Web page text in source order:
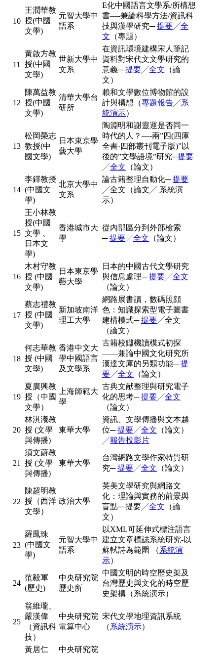
10
王潤華教
授(中國
文學)
元智大學中
語系
E化中國語言文學系/所構想
書—-兼論科學方法/資訊科
技與漢學研究─提要 ╱全
文 （專題）
11
黃啟方教
授(中國
文學)
世新大學中
文系
在資訊環境建構宋人筆記
資料對宋代文文學研究的
意義─提要 ╱全文 （論
文）
12
陳萬益教
授(中國
文學)
清華大學台
研所
賴和文學數位博物館的設
計與構想（專題報告 ╱系
統演示）
13
松岡榮志
教授(中
國文學)
日本東京學
藝大學
陶淵明和謝靈運是否同一
時代的人？—-兩”四(四庫
全書·四部叢刊電子版)”以
後的”文學語境”研究─提要
╱全文 （論文）
14
李鐸教授
(中國文
學)
北京大學中
文系
論古籍整理自動化─提要
╱全文（論文╱ 系統演
示）
15
王小林教
授(中國
文學 、
日本文
學)
香港城市大
學
從內部區分到外部檢索
─提要 ╱全文 （論文）
16
木村守教
授 (中國
文學)
日本東京學
藝大學
日本的中國古代文學研究
與信息處理─提要 ╱全文
（論文）
17
蔡志禮教
授 (中國
文學)
新加坡南洋
理工大學
網路展書讀，數碼照顔
色：知識探索型電子圖書
建構模式─提要 ╱全文
（論文）
18
何志華教
授 (中國
文學)
香港中文大
學中國語言
及文學系
古籍校讎機讀模式初探
——兼論中國文化研究所
漢達文庫的另類功能─提
要 ╱全文 （論文）
19
夏廣興教
授（中國
文學）
上海師範大
學
古典文献整理與研究電子
化的思考─提要 ╱全文
（論文）
20
林淇瀁教
授 (文學
與傳播)
東華大學
資訊、文學傳播與文本越
位─提要 ╱全文 （論文）
╱報告投影片
21
須文蔚教
授 (文學
與傳播)
東華大學
台灣網路文學作家特質研
究─提要 ╱全文 （論文）
22
陳超明教
授（西洋
文學）
政治大學
英美文學研究與網路文
化：理論與實務的前景與
盲點─ 提要╱全文 （論
文）
23
羅鳳珠
(中國文
學)
元智大學中
語系
以XML可延伸式標注語言
建立文章標誌系統研究-以
蘇軾詩為範圍 （系統演
示）
24
范毅軍
(歷史)
中央研究院
歷史所
中國文明的時空歷史架及
台灣歷史與文化的時空歷
史架構（系統演示）
25
翁維瓏、
嚴漢偉
（資訊科
技）
中央研究院
電算中心
宋代文學地理資訊系統
（系統演示）
黃居仁
中央研究院